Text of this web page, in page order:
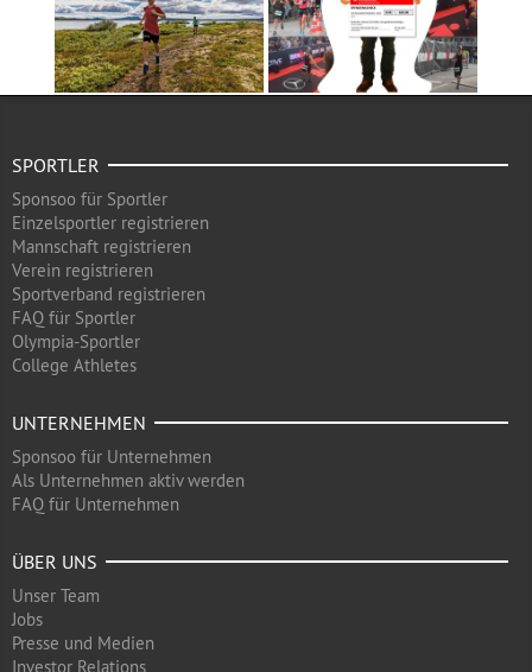
SPORTLER
Sponsoo für Sportler
Einzelsportler registrieren
Mannschaft registrieren
Verein registrieren
Sportverband registrieren
FAQ für Sportler
Olympia-Sportler
College Athletes
UNTERNEHMEN
Sponsoo für Unternehmen
Als Unternehmen aktiv werden
FAQ für Unternehmen
ÜBER UNS
Unser Team
Jobs
Presse und Medien
Investor Relations